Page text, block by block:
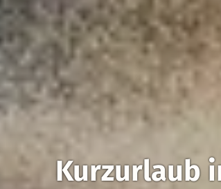
Kurzurlaub